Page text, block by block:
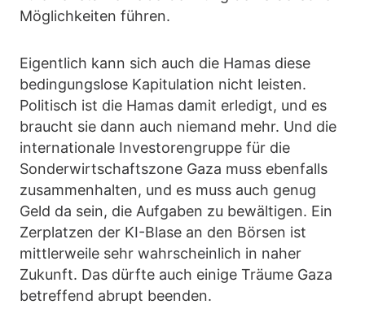
Möglichkeiten führen.
Eigentlich kann sich auch die Hamas diese
bedingungslose Kapitulation nicht leisten.
Politisch ist die Hamas damit erledigt, und es
braucht sie dann auch niemand mehr. Und die
internationale Investorengruppe für die
Sonderwirtschaftszone Gaza muss ebenfalls
zusammenhalten, und es muss auch genug
Geld da sein, die Aufgaben zu bewältigen. Ein
Zerplatzen der KI-Blase an den Börsen ist
mittlerweile sehr wahrscheinlich in naher
Zukunft. Das dürfte auch einige Träume Gaza
betreffend abrupt beenden.